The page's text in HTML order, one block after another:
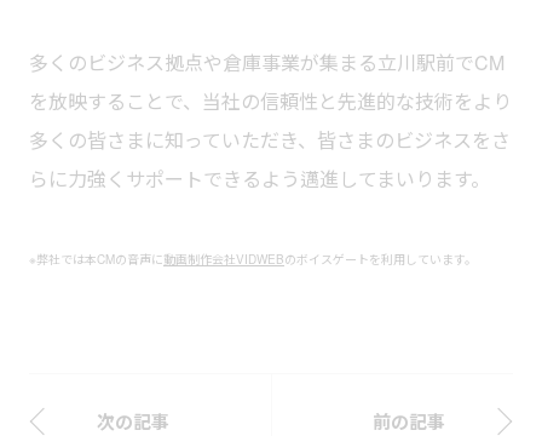
多くのビジネス拠点や倉庫事業が集まる立川駅前でCM
を放映することで、当社の信頼性と先進的な技術をより
多くの皆さまに知っていただき、皆さまのビジネスをさ
らに力強くサポートできるよう邁進してまいります。
※弊社では本CMの音声に動画制作会社VIDWEBのボイスゲートを利用しています。
次の記事 前の記事